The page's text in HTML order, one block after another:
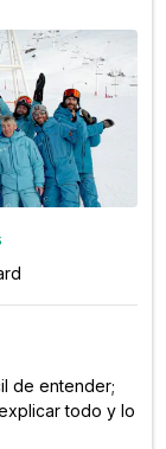
de entender;
todo y lo